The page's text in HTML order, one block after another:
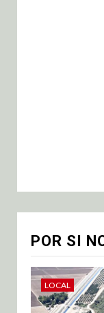
POR SI
LOCAL